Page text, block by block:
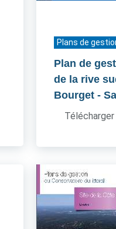
Plans de
Plan de
de la rive
Bourget -